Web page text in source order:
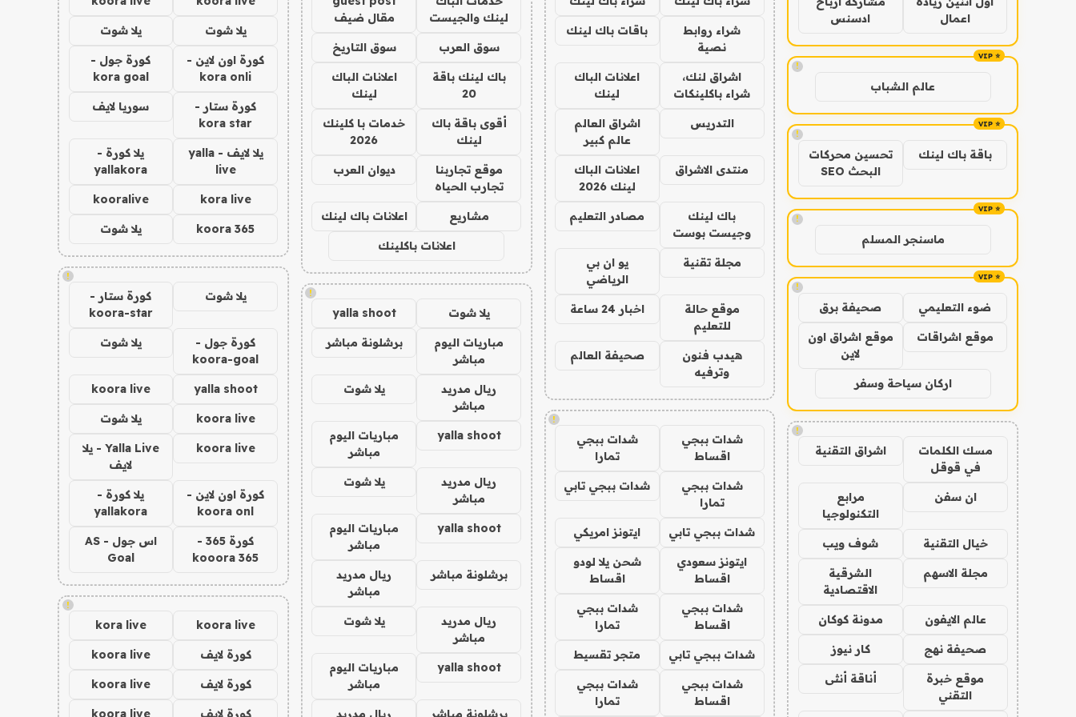
اعمال
ادسنس
!
عالم الشباب
!
باقة باك لينك
تحسين محركات
البحث SEO
!
ماسنجر المسلم
!
ضوء التعليمي صحيفة برق
موقع اشراقات
موقع اشراق اون
لاين
اركان سياحة وسفر
!
مسك الكلمات
في قوقل
اشراق التقنية
ان سفن
مرابع
التكنولوجيا
خيال التقنية شوف ويب
مجلة الاسهم
الشرقية
الاقتصادية
عالم الايفون مدونة كوكان
صحيفة نهج كار نيوز
موقع خبرة
التقني
أناقة أنثى
شراء روابط
نصية
باقات باك لينك
اشراق لنك،
شراء باكلينكات
اعلانات الباك
لينك
التدريس
اشراق العالم
عالم كبير
منتدى الاشراق
اعلانات الباك
لينك 2026
باك لينك
وجيست بوست
مصادر التعليم
مجلة تقنية
يو ان بي
الرياضي
موقع حالة
للتعليم
اخبار 24 ساعة
هيدب فنون
وترفيه
صحيفة العالم
!
شدات ببجي
اقساط
شدات ببجي
تمارا
شدات ببجي
تمارا
شدات ببجي تابي
شدات ببجي تابي ايتونز امريكي
ايتونز سعودي
اقساط
شحن يلا لودو
اقساط
شدات ببجي
اقساط
شدات ببجي
تمارا
شدات ببجي تابي متجر تقسيط
شدات ببجي
اقساط
شدات ببجي
تمارا
لينك والجيست
مقال ضيف
سوق العرب سوق التاريخ
باك لينك باقة
20
اعلانات الباك
لينك
أقوى باقة باك
لينك
خدمات با كلينك
2026
موقع تجاربنا
تجارب الحياه
ديوان العرب
مشاريع اعلانات باك لينك
اعلانات باكلينك
!
يلا شوت yalla shoot
مباريات اليوم
مباشر
برشلونة مباشر
ريال مدريد
مباشر
يلا شوت
yalla shoot
مباريات اليوم
مباشر
ريال مدريد
مباشر
يلا شوت
yalla shoot
مباريات اليوم
مباشر
برشلونة مباشر
ريال مدريد
مباشر
ريال مدريد
مباشر
يلا شوت
yalla shoot
مباريات اليوم
مباشر
برشلونة مباشر ريال مدريد
يلا شوت يلا شوت
كورة اون لاين -
kora onli
كورة جول -
kora goal
كورة ستار -
kora star
سوريا لايف
يلا لايف - yalla
live
يلا كورة -
yallakora
kora live
kooralive
koora 365 يلا شوت
!
يلا شوت
كورة ستار -
koora-star
كورة جول -
koora-goal
يلا شوت
yalla shoot
koora live
koora live يلا شوت
koora live
Yalla Live - يلا
لايف
كورة اون لاين -
koora onl
يلا كورة -
yallakora
كورة 365 -
kooora 365
اس جول - AS
Goal
!
koora live
kora live
كورة لايف koora live
كورة لايف koora live
كورة لايف koora live